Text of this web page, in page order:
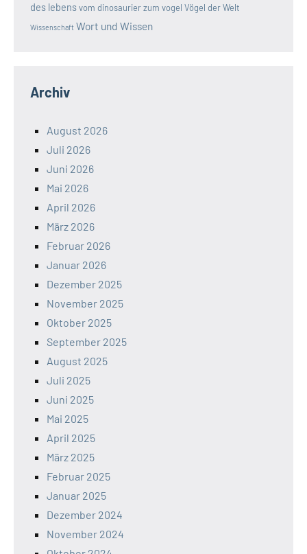
des lebensvom dinosaurier zum vogel Vögel der Welt
Wissenschaft Wort und Wissen
Archiv
August 2026
Juli 2026
Juni 2026
Mai 2026
April 2026
März 2026
Februar 2026
Januar 2026
Dezember 2025
November 2025
Oktober 2025
September 2025
August 2025
Juli 2025
Juni 2025
Mai 2025
April 2025
März 2025
Februar 2025
Januar 2025
Dezember 2024
November 2024